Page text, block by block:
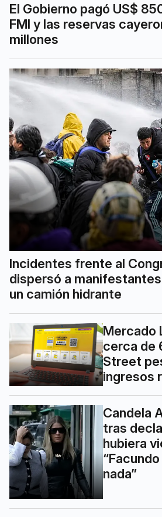
El Gobierno pagó US$
FMI y las reservas
millones
Incidentes frente al
dispersó a
un camión hidrante
Mercado
cerca de
Street
ingresos
Candela
tras
hubiera
nada”